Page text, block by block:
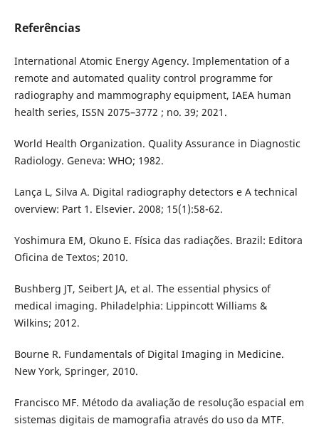
Referências
International Atomic Energy Agency. Implementation of a
remote and automated quality control programme for
radiography and mammography equipment, IAEA human
health series, ISSN 2075–3772 ; no. 39; 2021.
World Health Organization. Quality Assurance in Diagnostic
Radiology. Geneva: WHO; 1982.
Lança L, Silva A. Digital radiography detectors e A technical
overview: Part 1. Elsevier. 2008; 15(1):58-62.
Yoshimura EM, Okuno E. Física das radiações. Brazil: Editora
Oficina de Textos; 2010.
Bushberg JT, Seibert JA, et al. The essential physics of
medical imaging. Philadelphia: Lippincott Williams &
Wilkins; 2012.
Bourne R. Fundamentals of Digital Imaging in Medicine.
New York, Springer, 2010.
Francisco MF. Método da avaliação de resolução espacial em
sistemas digitais de mamografia através do uso da MTF.